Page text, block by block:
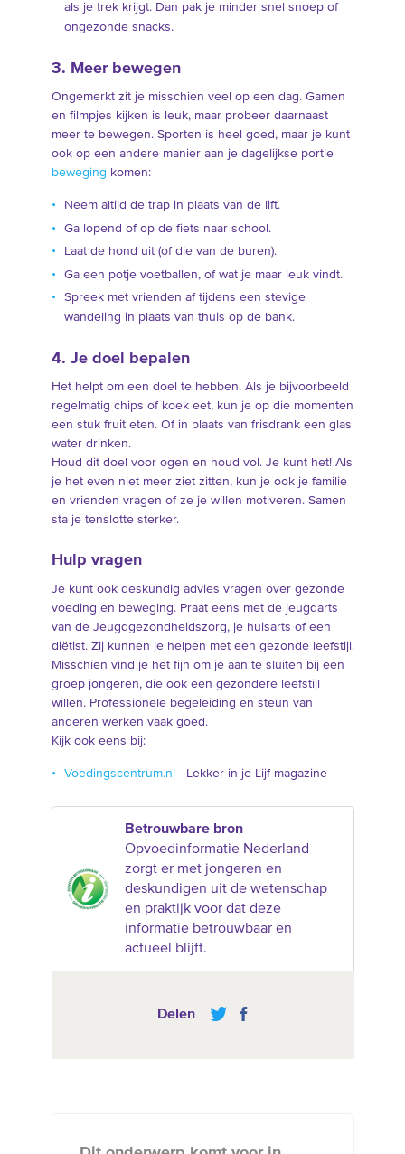
als je trek krijgt. Dan pak je minder snel snoep of
ongezonde snacks.
3. Meer bewegen
Ongemerkt zit je misschien veel op een dag. Gamen
en filmpjes kijken is leuk, maar probeer daarnaast
meer te bewegen. Sporten is heel goed, maar je kunt
ook op een andere manier aan je dagelijkse portie
beweging komen:
Neem altijd de trap in plaats van de lift.
Ga lopend of op de fiets naar school.
Laat de hond uit (of die van de buren).
Ga een potje voetballen, of wat je maar leuk vindt.
Spreek met vrienden af tijdens een stevige
wandeling in plaats van thuis op de bank.
4. Je doel bepalen
Het helpt om een doel te hebben. Als je bijvoorbeeld
regelmatig chips of koek eet, kun je op die momenten
een stuk fruit eten. Of in plaats van frisdrank een glas
water drinken.
Houd dit doel voor ogen en houd vol. Je kunt het! Als
je het even niet meer ziet zitten, kun je ook je familie
en vrienden vragen of ze je willen motiveren. Samen
sta je tenslotte sterker.
Hulp vragen
Je kunt ook deskundig advies vragen over gezonde
voeding en beweging. Praat eens met de jeugdarts
van de Jeugdgezondheidszorg, je huisarts of een
diëtist. Zij kunnen je helpen met een gezonde leefstijl.
Misschien vind je het fijn om je aan te sluiten bij een
groep jongeren, die ook een gezondere leefstijl
willen. Professionele begeleiding en steun van
anderen werken vaak goed.
Kijk ook eens bij:
Voedingscentrum.nl - Lekker in je Lijf magazine
Betrouwbare bron
Opvoedinformatie Nederland
zorgt er met jongeren en
deskundigen uit de wetenschap
en praktijk voor dat deze
informatie betrouwbaar en
actueel blijft.
Delen